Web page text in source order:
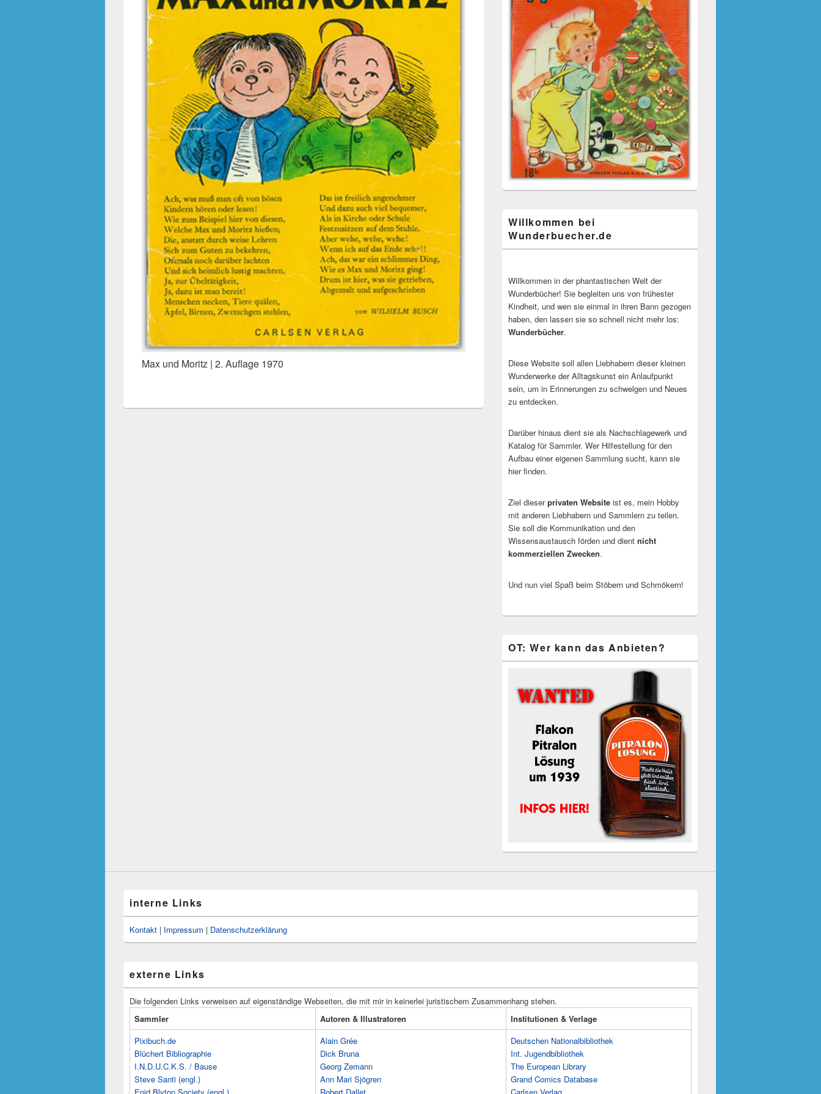
Max und Moritz | 2. Auflage 1970
Willkommen bei
Wunderbuecher.de
Willkommen in der phantastischen Welt der
Wunderbücher! Sie begleiten uns von frühester
Kindheit, und wen sie einmal in ihren Bann gezogen
haben, den lassen sie so schnell nicht mehr los:
Wunderbücher.
Diese Website soll allen Liebhabern dieser kleinen
Wunderwerke der Alltagskunst ein Anlaufpunkt
sein, um in Erinnerungen zu schwelgen und Neues
zu entdecken.
Darüber hinaus dient sie als Nachschlagewerk und
Katalog für Sammler. Wer Hilfestellung für den
Aufbau einer eigenen Sammlung sucht, kann sie
hier finden.
Ziel dieserprivaten Website ist es, mein Hobby
mit anderen Liebhabern und Sammlern zu teilen.
Sie soll die Kommunikation und den
Wissensaustausch förden und dient nicht
kommerziellen Zwecken.
Und nun viel Spaß beim Stöbern und Schmökern!
OT: Wer kann das Anbieten?
interne Links
Kontakt | Impressum | Datenschutzerklärung
externe Links
Die folgenden Links verweisen auf eigenständige Webseiten, die mit mir in keinerlei juristischem Zusammenhang stehen.
Sammler
Autoren & Illustratoren
Institutionen & Verlage
Pixibuch.de
Blüchert Bibliographie
I.N.D.U.C.K.S. / Bause
Steve Santi (engl.)
Alain Grée
Dick Bruna
Georg Zemann
Ann Mari Sjögren
Deutschen Nationalbibliothek
Int. Jugendbibliothek
The European Library
Grand Comics Database